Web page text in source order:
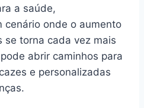
a saúde,
cenário onde o aumento
se torna cada vez mais
abrir caminhos para
e personalizadas